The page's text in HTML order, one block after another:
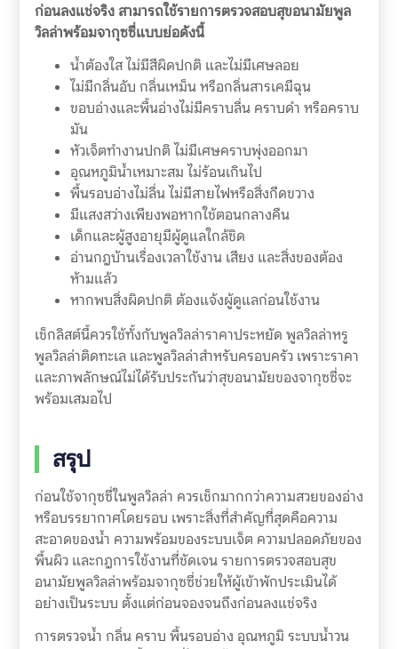
ก่อนลงแช่จริง สามารถใช้รายการตรวจสอบสุขอนามัยพูล
วิลล่าพร้อมจากุซซี่แบบย่อดังนี้
น้ำต้องใส ไม่มีสีผิดปกติ และไม่มีเศษลอย
ไม่มีกลิ่นอับ กลิ่นเหม็น หรือกลิ่นสารเคมีฉุน
ขอบอ่างและพื้นอ่างไม่มีคราบลื่น คราบดำ หรือคราบ
มัน
หัวเจ็ตทำงานปกติ ไม่มีเศษคราบพุ่งออกมา
อุณหภูมิน้ำเหมาะสม ไม่ร้อนเกินไป
พื้นรอบอ่างไม่ลื่น ไม่มีสายไฟหรือสิ่งกีดขวาง
มีแสงสว่างเพียงพอหากใช้ตอนกลางคืน
เด็กและผู้สูงอายุมีผู้ดูแลใกล้ชิด
อ่านกฎบ้านเรื่องเวลาใช้งาน เสียง และสิ่งของต้อง
ห้ามแล้ว
หากพบสิ่งผิดปกติ ต้องแจ้งผู้ดูแลก่อนใช้งาน
เช็กลิสต์นี้ควรใช้ทั้งกับพูลวิลล่าราคาประหยัด พูลวิลล่าหรู
พูลวิลล่าติดทะเล และพูลวิลล่าสำหรับครอบครัว เพราะราคา
และภาพลักษณ์ไม่ได้รับประกันว่าสุขอนามัยของจากุซซี่จะ
พร้อมเสมอไป
สรุป
ก่อนใช้จากุซซี่ในพูลวิลล่า ควรเช็กมากกว่าความสวยของอ่าง
หรือบรรยากาศโดยรอบ เพราะสิ่งที่สำคัญที่สุดคือความ
สะอาดของน้ำ ความพร้อมของระบบเจ็ต ความปลอดภัยของ
พื้นผิว และกฎการใช้งานที่ชัดเจน รายการตรวจสอบสุข
อนามัยพูลวิลล่าพร้อมจากุซซี่ช่วยให้ผู้เข้าพักประเมินได้
อย่างเป็นระบบ ตั้งแต่ก่อนจองจนถึงก่อนลงแช่จริง
การตรวจน้ำ กลิ่น คราบ พื้นรอบอ่าง อุณหภูมิ ระบบน้ำวน